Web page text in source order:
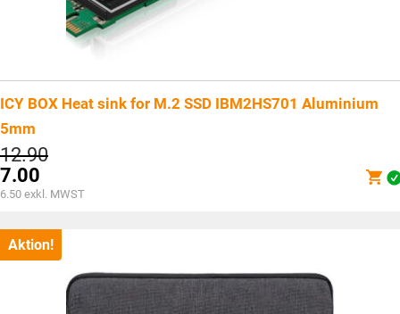
ICY BOX Heat sink for M.2 SSD IBM2HS701 Aluminium
5mm
12.90Ursprünglicher
war:
CHF12.90
7.00
Aktueller
ist:
CHF7.00.
6.50 exkl. MWST
Aktion!